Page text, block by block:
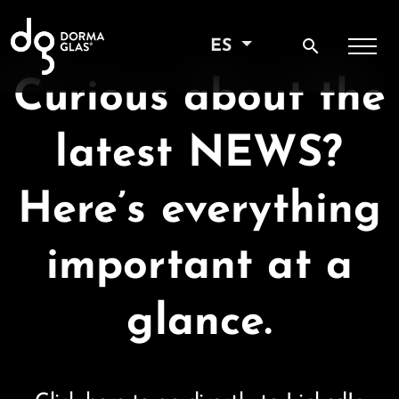
ES search
Curious about the
latest NEWS?
Here’s everything
important at a
glance.